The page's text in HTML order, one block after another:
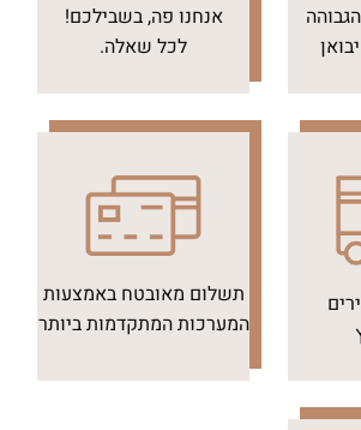
אנחנו פה, בשבילכם!
לכל שאלה.
תשלום מאובטח באמצעות
המערכות המתקדמות ביותר